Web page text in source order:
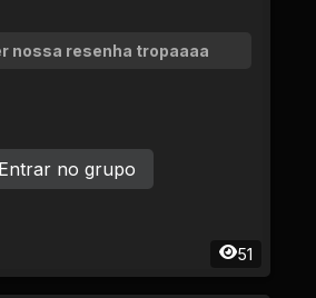
nossa resenha tropaaaa
51
Entrar no grupo